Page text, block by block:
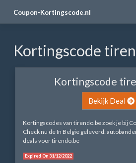
Coupon-Kortingscode.nl
Kortingscode
Kortingscode
Bekijk Deal
Kortingscodes van tirendo.be zoek je bij
Check nu de In Belgie geleverd:
deals voor tirendo.be
Expired On 31/12/2022